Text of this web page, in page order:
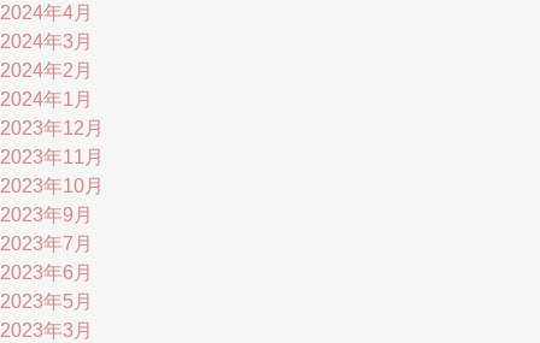
2024年4月
2024年3月
2024年2月
2024年1月
2023年12月
2023年11月
2023年10月
2023年9月
2023年7月
2023年6月
2023年5月
2023年3月